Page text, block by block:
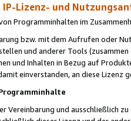
IP-Lizenz- und
Programminhalten im
bzw. mit dem Aufrufen oder
und anderer Tools (zusammen
und Inhalten in Bezug auf
einverstanden, an diese Lizenz
Vereinbarung und ausschließlich